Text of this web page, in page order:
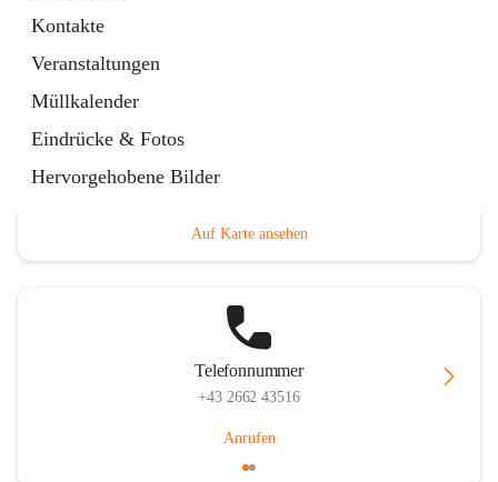
Kontakte
Veranstaltungen
Müllkalender
Eindrücke & Fotos
Hervorgehobene BilderHauptadresse
Auf Karte ansehen
Telefonnummer
+43 2662 43516
Anrufen